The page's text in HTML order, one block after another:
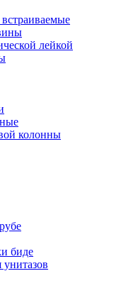
лейкой
колонны
биде